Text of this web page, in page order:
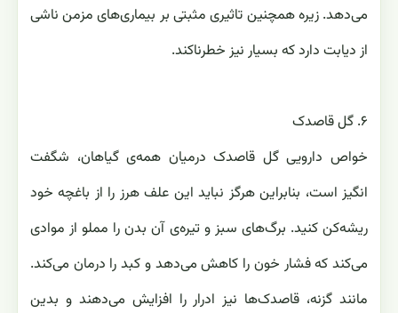
می‌دهد. زیره همچنین تاثیری مثبتی بر بیماری‌های مزمن ناشی
از دیابت دارد که بسیار نیز خطرناکند.
۶. گل قاصدک
خواص دارویی گل قاصدک درمیان همه‌ی گیاهان، شگفت
انگیز است، بنابراین هرگز نباید این علف هرز را از باغچه خود
ریشه‌کن کنید. برگ‌های سبز و تیره‌ی آن بدن را مملو از موادی
می‌کند که فشار خون را کاهش می‌دهد و کبد را درمان می‌کند.
مانند گزنه، قاصدک‌ها نیز ادرار را افزایش می‌دهند و بدین